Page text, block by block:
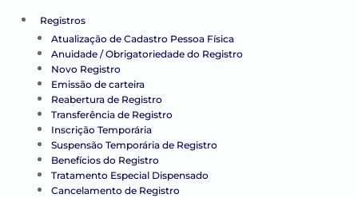
Registros
Atualização de Cadastro Pessoa Física
Anuidade / Obrigatoriedade do Registro
Novo Registro
Emissão de carteira
Reabertura de Registro
Transferência de Registro
Inscrição Temporária
Suspensão Temporária de Registro
Benefícios do Registro
Tratamento Especial Dispensado
Cancelamento de Registro